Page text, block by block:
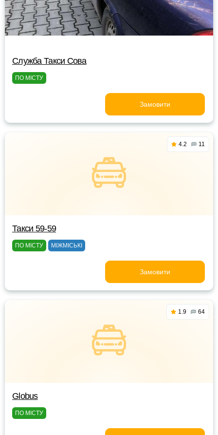
Служба Такси Сова
ПО МІСТУ
Замовити
4.2 11
Такси 59-59
ПО МІСТУ МІЖМІСЬКІ
Замовити
1.9 64
Globus
ПО МІСТУ